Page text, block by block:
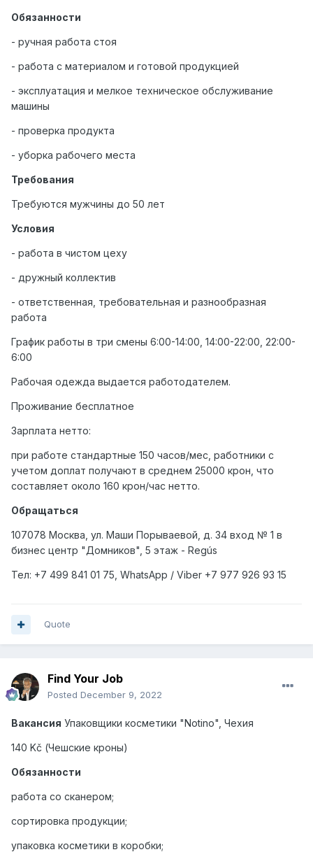
Обязанности
- ручная работа стоя
- работа с материалом и готовой продукцией
- эксплуатация и мелкое техническое обслуживание
машины
- проверка продукта
- уборка рабочего места
Требования
Требуются мужчины до 50 лет
Условия
- работа в чистом цеху
- дружный коллектив
- ответственная, требовательная и разнообразная
работа
График работы в три смены 6:00-14:00, 14:00-22:00, 22:00-
6:00
Рабочая одежда выдается работодателем.
Проживание бесплатное
Зарплата нетто:
при работе стандартные 150 часов/мес, работники с
учетом доплат получают в среднем 25000 крон, что
составляет около 160 крон/час нетто.
Обращаться
107078 Москва, ул. Маши Порываевой, д. 34 вход № 1 в
бизнес центр "Домников", 5 этаж - Regús
Тел: +7 499 841 01 75, WhatsApp / Viber +7 977 926 93 15
Quote
Find Your Job
Posted December 9, 2022
Вакансия Упаковщики косметики "Notino", Чехия
140 Kč (Чешские кроны)
Обязанности
работа со сканером;
сортировка продукции;
упаковка косметики в коробки;